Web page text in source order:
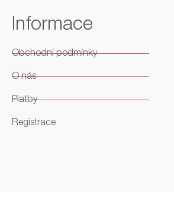
Informace
Obchodní podmínky
O nás
Platby
Registrace